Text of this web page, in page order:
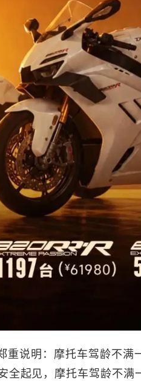
重说明：摩托车驾龄不满
全起见，摩托车驾龄不满